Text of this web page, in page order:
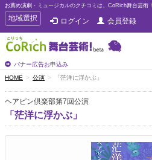
お薦め演劇・ミュージカルのクチコミは、CoRich舞台芸術！
T
o
g
g
e
n
a
v
地域選択 ログイン 会員登録
バナー広告お申込み
HOME 公演 「茫洋に浮かぶ」
ヘアピン倶楽部第7回公演
「茫洋に浮かぶ」